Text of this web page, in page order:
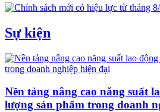
Sự kiện
Nền tảng nâng cao năng suất
lượng sản phẩm trong doanh